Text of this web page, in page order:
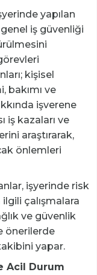
yapılan
genel iş güvenliği
kişisel
bakımı ve
işverene
iş kazaları ve
araştırarak,
önlemleri
işyerinde risk
çalışmalara
ve güvenlik
önerilerde
yapar.
Acil Durum